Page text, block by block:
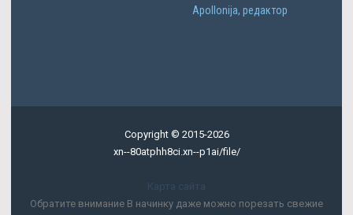
Apollonija, редактор
Copyright © 2015-2026
xn--80atphh8ci.xn--p1ai/file/
Карта сайта
Обратите внимание В начинку даже можно порезать свежие